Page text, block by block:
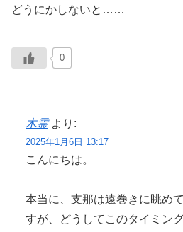
どうにかしないと……
0
木霊 より:
2025年1月6日 13:17
こんにちは。
本当に、支那は遠巻きに眺め
すが、どうしてこのタイミン